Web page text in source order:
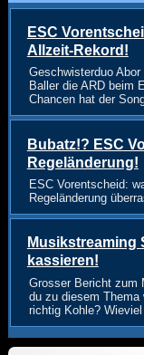
ESC
Allzeit-Rekord!
Geschwisterduo
Baller die ARD beim
Chancen hat der
Bubatz!? ESC
Regeländerung!
ESC Vorentscheid:
Regeländerung
Musikstreaming
kassieren!
Grosser Bericht zum
du zu diesem
richtig Kohle?